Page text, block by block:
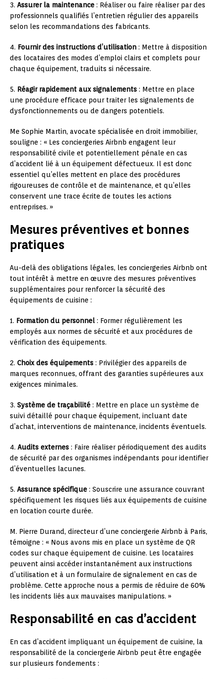
3. Assurer la maintenance : Réaliser ou faire réaliser par des
professionnels qualifiés l’entretien régulier des appareils
selon les recommandations des fabricants.
4. Fournir des instructions d’utilisation : Mettre à disposition
des locataires des modes d’emploi clairs et complets pour
chaque équipement, traduits si nécessaire.
5. Réagir rapidement aux signalements : Mettre en place
une procédure efficace pour traiter les signalements de
dysfonctionnements ou de dangers potentiels.
Me Sophie Martin, avocate spécialisée en droit immobilier,
souligne : « Les conciergeries Airbnb engagent leur
responsabilité civile et potentiellement pénale en cas
d’accident lié à un équipement défectueux. Il est donc
essentiel qu’elles mettent en place des procédures
rigoureuses de contrôle et de maintenance, et qu’elles
conservent une trace écrite de toutes les actions
entreprises. »
Mesures préventives et bonnes
pratiques
Au-delà des obligations légales, les conciergeries Airbnb ont
tout intérêt à mettre en œuvre des mesures préventives
supplémentaires pour renforcer la sécurité des
équipements de cuisine :
1. Formation du personnel : Former régulièrement les
employés aux normes de sécurité et aux procédures de
vérification des équipements.
2. Choix des équipements : Privilégier des appareils de
marques reconnues, offrant des garanties supérieures aux
exigences minimales.
3. Système de traçabilité : Mettre en place un système de
suivi détaillé pour chaque équipement, incluant date
d’achat, interventions de maintenance, incidents éventuels.
4. Audits externes : Faire réaliser périodiquement des audits
de sécurité par des organismes indépendants pour identifier
d’éventuelles lacunes.
5. Assurance spécifique : Souscrire une assurance couvrant
spécifiquement les risques liés aux équipements de cuisine
en location courte durée.
M. Pierre Durand, directeur d’une conciergerie Airbnb à Paris,
témoigne : « Nous avons mis en place un système de QR
codes sur chaque équipement de cuisine. Les locataires
peuvent ainsi accéder instantanément aux instructions
d’utilisation et à un formulaire de signalement en cas de
problème. Cette approche nous a permis de réduire de 60%
les incidents liés aux mauvaises manipulations. »
Responsabilité en cas d’accident
En cas d’accident impliquant un équipement de cuisine, la
responsabilité de la conciergerie Airbnb peut être engagée
sur plusieurs fondements :